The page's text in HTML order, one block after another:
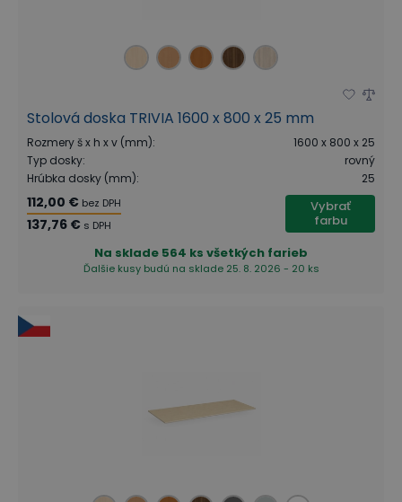
Stolová doska TRIVIA 1600 x 800 x 25 mm
Rozmery š x h x v (mm):
1600 x 800 x 25
Typ dosky:
rovný
Hrúbka dosky (mm): 25
112,00 € bez DPH
137,76 € s DPH
Vybrať
farbu
Na sklade 564 ks všetkých farieb
Ďalšie kusy budú na sklade 25. 8. 2026 - 20 ks